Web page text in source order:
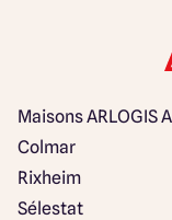
Maisons ARLOGIS
Colmar
Rixheim
Sélestat